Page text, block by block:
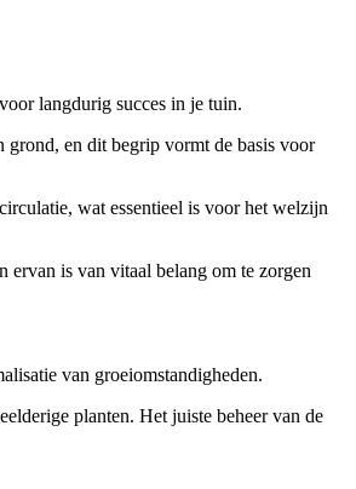
langdurig succes in je tuin.
grond, en dit begrip vormt de basis voor
wat essentieel is voor het welzijn
ervan is van vitaal belang om te zorgen
van groeiomstandigheden.
planten. Het juiste beheer van de